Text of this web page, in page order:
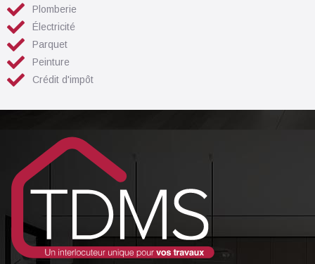
Plomberie
Électricité
Parquet
Peinture
Crédit d'impôt